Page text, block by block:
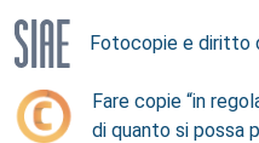
Fotocopie e diritto
Fare copie “in
di quanto si possa